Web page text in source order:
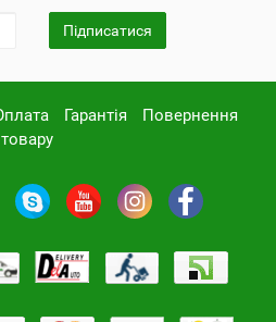
Підписатися
Гарантія
Повернення
товару